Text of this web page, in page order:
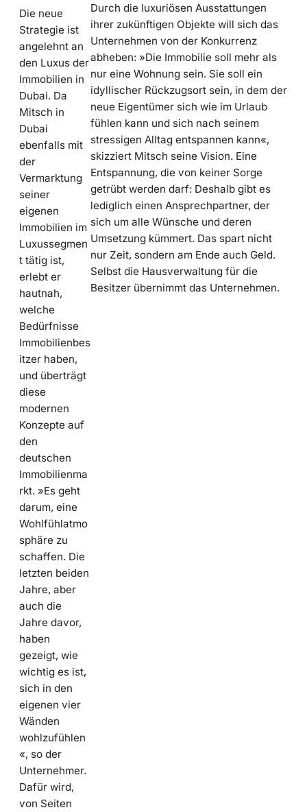
Die neue
Strategie ist
angelehnt an
den Luxus der
Immobilien in
Dubai. Da
Mitsch in
Dubai
ebenfalls mit
der
Vermarktung
seiner
eigenen
Immobilien im
Luxussegmen
t tätig ist,
erlebt er
hautnah,
welche
Bedürfnisse
Immobilienbes
itzer haben,
und überträgt
diese
modernen
Konzepte auf
den
deutschen
Immobilienma
rkt. »Es geht
darum, eine
Wohlfühlatmo
sphäre zu
schaffen. Die
letzten beiden
Jahre, aber
auch die
Jahre davor,
haben
gezeigt, wie
wichtig es ist,
sich in den
eigenen vier
Wänden
wohlzufühlen
«, so der
Unternehmer.
Dafür wird,
von Seiten
Durch die luxuriösen Ausstattungen
ihrer zukünftigen Objekte will sich das
Unternehmen von der Konkurrenz
abheben: »Die Immobilie soll mehr als
nur eine Wohnung sein. Sie soll ein
idyllischer Rückzugsort sein, in dem der
neue Eigentümer sich wie im Urlaub
fühlen kann und sich nach seinem
stressigen Alltag entspannen kann«,
skizziert Mitsch seine Vision. Eine
Entspannung, die von keiner Sorge
getrübt werden darf: Deshalb gibt es
lediglich einen Ansprechpartner, der
sich um alle Wünsche und deren
Umsetzung kümmert. Das spart nicht
nur Zeit, sondern am Ende auch Geld.
Selbst die Hausverwaltung für die
Besitzer übernimmt das Unternehmen.